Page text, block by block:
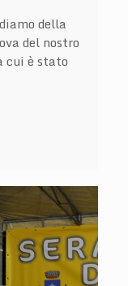
della
del nostro
cui è stato